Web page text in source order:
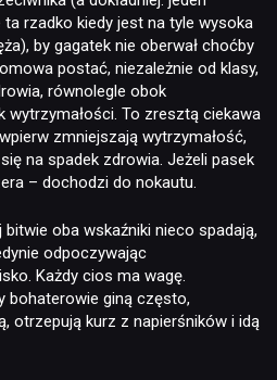
rzadko kiedy jest na tyle wysoka
by gagatek nie oberwał choćby
postać, niezależnie od klasy,
równolegle obok
wytrzymałości. To zresztą ciekawa
zmniejszają wytrzymałość,
na spadek zdrowia. Jeżeli pasek
– dochodzi do nokautu.
bitwie oba wskaźniki nieco spadają,
odpoczywając
Każdy cios ma wagę.
bohaterowie giną często,
otrzepują kurz z napierśników i idą